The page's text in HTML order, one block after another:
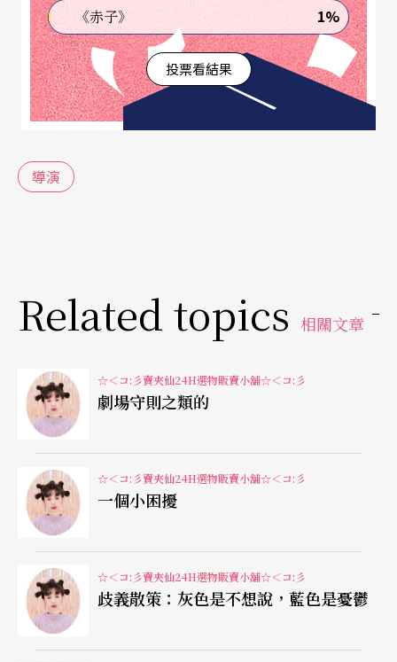
就是零度C的狀態。大家都在裝沒事，很痛苦。然後
這種製作通常都是場館機構或是劇團大費周章才能
促成或之類的，有的時候他們也都在現場啊，也很
難為，但這種時候他們可以跳出來說點做點什麼的
時候，也通常都不太有，就覺得真的好困難喔，為
什麼要這樣？常常想我們為什麼要這樣。」
會愈來愈迷失。不知道自己是在為哪樁。」
「不只演員，每個部門心都很累。」
「也不是都只有慘的啦，之前跟某導演君工作的經
驗就很好，人很溫柔。」
「是啦，其實也不是什麼外國不外國的事情，人的
性格還是很關鍵的一塊。」
討論至此，眼看好像要開始討論更人生大道理的處
《赤子》 1%
投票看結果
導演
Related topics 相關文章
☆＜コ:彡賣夾仙24H選物販賣小舖☆＜コ:彡
劇場守則之類的
☆＜コ:彡賣夾仙24H選物販賣小舖☆＜コ:彡
一個小困擾
☆＜コ:彡賣夾仙24H選物販賣小舖☆＜コ:彡
歧義散策：灰色是不想說，藍色是憂鬱